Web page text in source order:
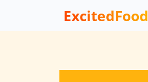
ExcitedFood